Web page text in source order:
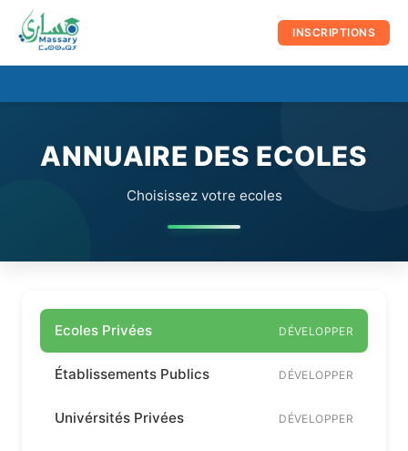
contenu
INSCRIPTIONS
ANNUAIRE DES ECOLES
Choisissez votre ecoles
Ecoles Privées DÉVELOPPER
Établissements Publics DÉVELOPPER
Univérsités Privées DÉVELOPPER